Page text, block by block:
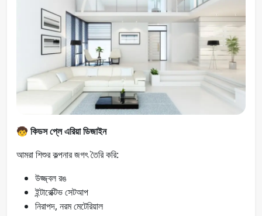
🧒 কিডস প্লে এরিয়া ডিজাইন
আমরা শিশুর কল্পনার জগৎ তৈরি করি:
উজ্জ্বল রঙ
ইন্টারেক্টিভ সেটআপ
নিরাপদ, নরম মেটেরিয়াল